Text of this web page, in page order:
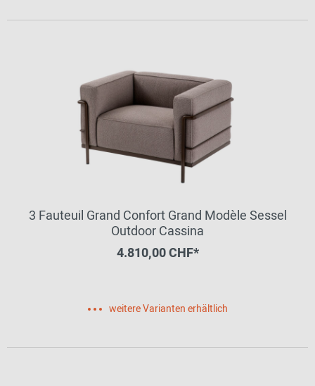
3 Fauteuil Grand Confort Grand Modèle Sessel
Outdoor Cassina
4.810,00 CHF*
weitere Varianten erhältlich